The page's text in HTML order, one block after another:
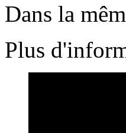
Dans la
Plus